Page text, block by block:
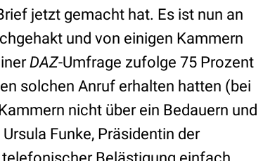
jetzt gemacht hat. Es ist nun an
und von einigen Kammern
DAZ-Umfrage zufolge 75 Prozent
solchen Anruf erhalten hatten (bei
nicht über ein Bedauern und
Funke, Präsidentin der